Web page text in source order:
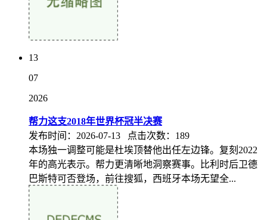
13
07
2026
帮力这支2018年世界杯冠半决赛
发布时间：2026-07-13 点击次数：189
本场独一调整可能是杜埃顶替他出任左边锋。复刻2022
年的高光表示。帮力更清晰地洞察赛事。比利时后卫德
巴斯特可否登场，前往搜狐，西班牙本场无望全...